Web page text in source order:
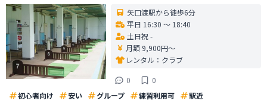
矢口渡駅から徒歩6分
平日 16:30 〜 18:40
土日祝 -
月額 9,900円〜
レンタル： クラブ
0
0
初心者向け
安い グループ 練習利用可
駅近